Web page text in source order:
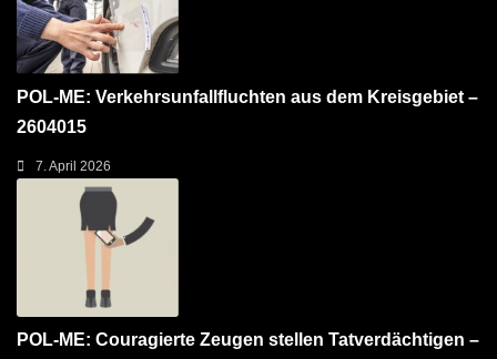
POL-ME: Verkehrsunfallfluchten aus dem Kreisgebiet –
2604015
7. April 2026
POL-ME: Couragierte Zeugen stellen Tatverdächtigen –